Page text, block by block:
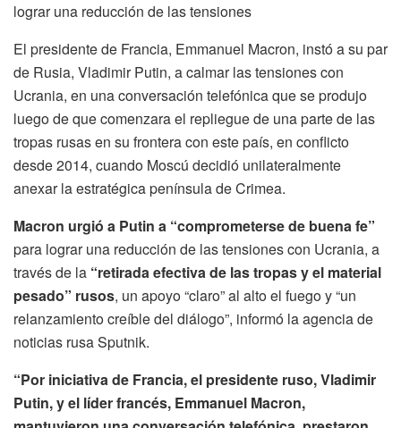
lograr una reducción de las tensiones
El presidente de Francia, Emmanuel Macron, instó a su par
de Rusia, Vladimir Putin, a calmar las tensiones con
Ucrania, en una conversación telefónica que se produjo
luego de que comenzara el repliegue de una parte de las
tropas rusas en su frontera con este país, en conflicto
desde 2014, cuando Moscú decidió unilateralmente
anexar la estratégica península de Crimea.
Macron urgió a Putin a “comprometerse de buena fe”
para lograr una reducción de las tensiones con Ucrania, a
través de la “retirada efectiva de las tropas y el material
pesado” rusos, un apoyo “claro” al alto el fuego y “un
relanzamiento creíble del diálogo”, informó la agencia de
noticias rusa Sputnik.
“Por iniciativa de Francia, el presidente ruso, Vladimir
Putin, y el líder francés, Emmanuel Macron,